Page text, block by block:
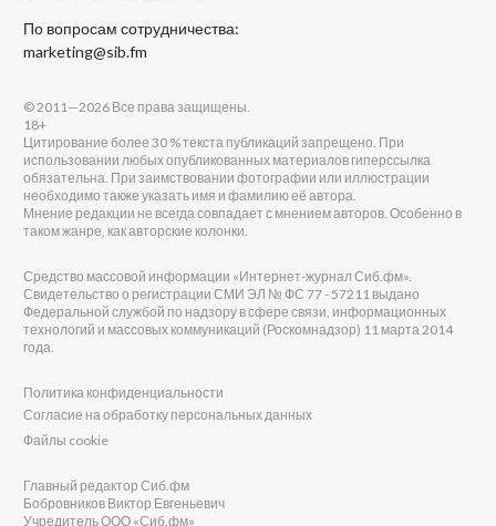
По вопросам сотрудничества:
marketing@sib.fm
© 2011—2026 Все права защищены.
18+
Цитирование более 30 % текста публикаций запрещено. При
использовании любых опубликованных материалов гиперссылка
обязательна. При заимствовании фотографии или иллюстрации
необходимо также указать имя и фамилию её автора.
Мнение редакции не всегда совпадает с мнением авторов. Особенно в
таком жанре, как авторские колонки.
Средство массовой информации «Интернет-журнал Сиб.фм».
Свидетельство о регистрации СМИ ЭЛ № ФС 77 - 57211 выдано
Федеральной службой по надзору в сфере связи, информационных
технологий и массовых коммуникаций (Роскомнадзор) 11 марта 2014
года.
Политика конфиденциальности
Согласие на обработку персональных данных
Файлы cookie
Главный редактор Сиб.фм
Бобровников Виктор Евгеньевич
Учредитель ООО «Сиб.фм»